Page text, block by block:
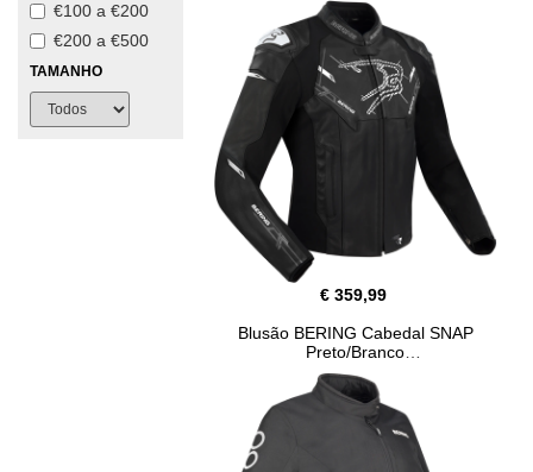
€100 a €200
€200 a €500
TAMANHO
€ 359,99
Blusão BERING Cabedal SNAP
Preto/Branco